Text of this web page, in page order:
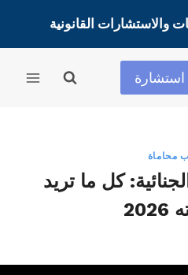
محاماة
كل ما تريد